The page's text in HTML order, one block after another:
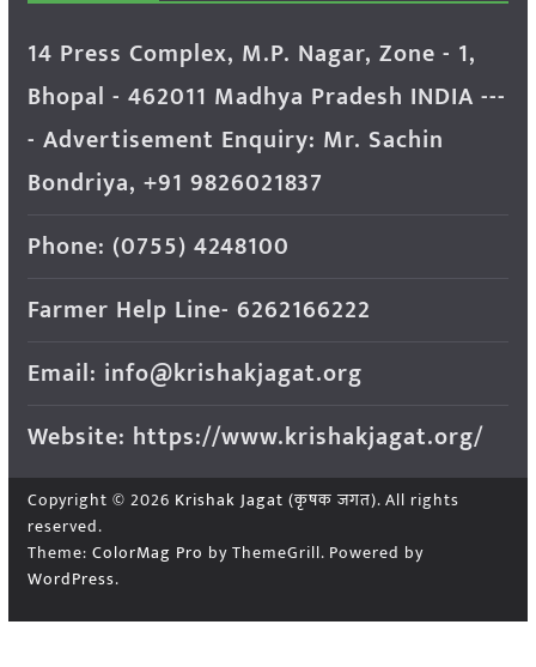
14 Press Complex, M.P. Nagar, Zone - 1,
Bhopal - 462011 Madhya Pradesh INDIA ---
- Advertisement Enquiry: Mr. Sachin
Bondriya, +91 9826021837
Phone: (0755) 4248100
Farmer Help Line- 6262166222
Email: info@krishakjagat.org
Website: https://www.krishakjagat.org/
Copyright © 2026 Krishak Jagat (कृषक जगत). All rights
reserved.
Theme: ColorMag Pro by ThemeGrill. Powered by
WordPress.